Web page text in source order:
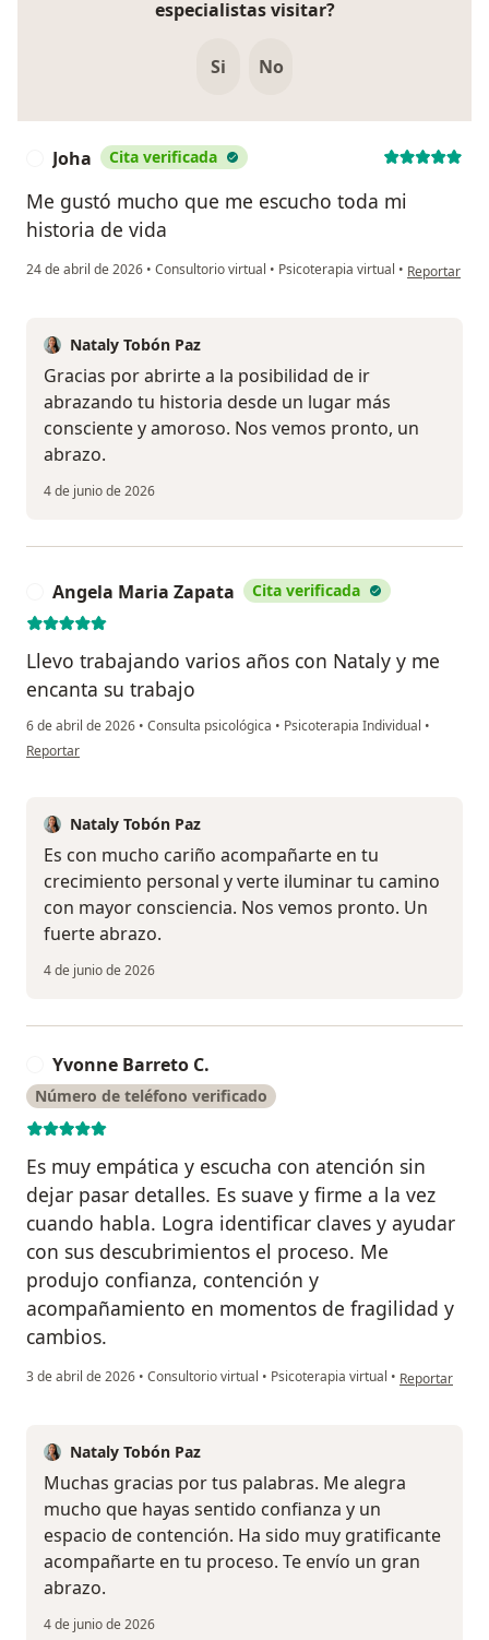
especialistas visitar?
Si No
Joha Cita verificada
Me gustó mucho que me escucho toda mi
historia de vida
24 de abril de 2026 • Consultorio virtual • Psicoterapia virtual • en opinión
Reportar
Nataly Tobón Paz
Gracias por abrirte a la posibilidad de ir
abrazando tu historia desde un lugar más
consciente y amoroso. Nos vemos pronto, un
abrazo.
4 de junio de 2026
Angela Maria Zapata Cita verificada
Llevo trabajando varios años con Nataly y me
encanta su trabajo
6 de abril de 2026 • Consulta psicológica • Psicoterapia Individual •
en opinión del usuario Angela Maria Zapata
Reportar
Nataly Tobón Paz
Es con mucho cariño acompañarte en tu
crecimiento personal y verte iluminar tu camino
con mayor consciencia. Nos vemos pronto. Un
fuerte abrazo.
4 de junio de 2026
Yvonne Barreto C.
Número de teléfono verificado
Es muy empática y escucha con atención sin
dejar pasar detalles. Es suave y firme a la vez
cuando habla. Logra identificar claves y ayudar
con sus descubrimientos el proceso. Me
produjo confianza, contención y
acompañamiento en momentos de fragilidad y
cambios.
3 de abril de 2026 • Consultorio virtual • Psicoterapia virtual • en opinión del
Reportar
Nataly Tobón Paz
Muchas gracias por tus palabras. Me alegra
mucho que hayas sentido confianza y un
espacio de contención. Ha sido muy gratificante
acompañarte en tu proceso. Te envío un gran
abrazo.
4 de junio de 2026